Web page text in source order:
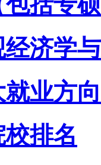
济学
业方
排名